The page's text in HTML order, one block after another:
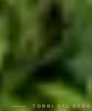
TORRI DEL